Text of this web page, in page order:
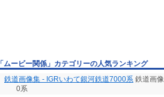
「ムービー関係」カテゴリーの人気ランキング
鉄道画像集 - IGRいわて銀河鉄道7000系 鉄道画
0系